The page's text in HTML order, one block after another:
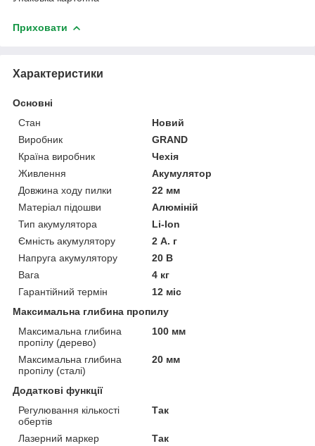
Приховати
Характеристики
Основні
Стан
Новий
Виробник
GRAND
Країна виробник
Чехія
Живлення
Акумулятор
Довжина ходу пилки
22 мм
Матеріал підошви
Алюміній
Тип акумулятора
Li-Ion
Ємність акумулятору
2 А. г
Напруга акумулятору
20 В
Вага
4 кг
Гарантійний термін
12 міс
Максимальна глибина пропилу
Максимальна глибина
пропілу (дерево)
100 мм
Максимальна глибина
пропілу (сталі)
20 мм
Додаткові функції
Регулювання кількості
обертів
Так
Лазерний маркер
Так